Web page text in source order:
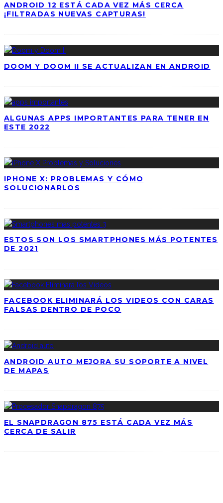
ANDROID 12 ESTÁ CADA VEZ MÁS CERCA
¡FILTRADAS NUEVAS CAPTURAS!
DOOM Y DOOM II SE ACTUALIZAN EN ANDROID
ALGUNAS APPS IMPORTANTES PARA TENER EN
ESTE 2022
IPHONE X: PROBLEMAS Y CÓMO
SOLUCIONARLOS
ESTOS SON LOS SMARTPHONES MÁS POTENTES
DE 2021
FACEBOOK ELIMINARÁ LOS VIDEOS CON CARAS
FALSAS DENTRO DE POCO
ANDROID AUTO MEJORA SU SOPORTE A NIVEL
DE MAPAS
EL SNAPDRAGON 875 ESTÁ CADA VEZ MÁS
CERCA DE SALIR